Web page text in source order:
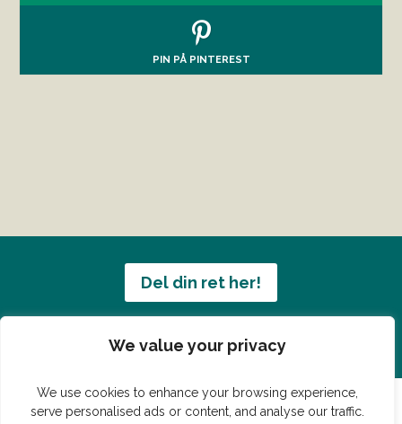
We value your privacy
We use cookies to enhance your browsing experience,
serve personalised ads or content, and analyse our traffic.
PIN PÅ PINTEREST
Del din ret her!
Har du en konge ret du vil dele?